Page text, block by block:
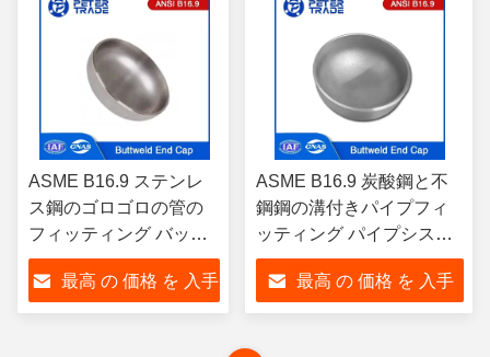
ASME B16.9 ステンレ
ス鋼のゴロゴロの管の
フィッティング バット
ウェルド・エンド・キ
ャップ ASTM A403
WP304 ゴロゴロの管の
最高 の 価格 を 入手
ASME B16.9 炭酸鋼と不
鋼鋼の溝付きパイプフィ
ッティング パイプシステ
ムのためのButtweld端キャ
ップ SCH5〜SCH160v
最高 の 価格 を 入手